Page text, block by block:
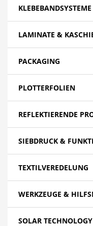
KLEBEBANDSYSTEME
LAMINATE &
PACKAGING
PLOTTERFOLIEN
REFLEKTIERENDE
SIEBDRUCK &
TEXTILVEREDELUNG
WERKZEUGE &
SOLAR TECHNOLOGY